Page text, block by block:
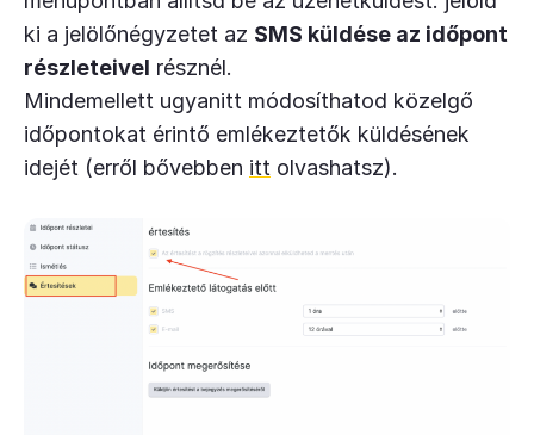
ki a jelölőnégyzetet az SMS küldése az időpont
részleteivel résznél.
Mindemellett ugyanitt módosíthatod közelgő
időpontokat érintő emlékeztetők küldésének
idejét (erről bővebben itt olvashatsz).